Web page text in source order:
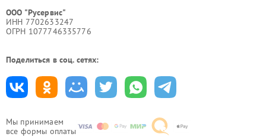
Мы принимаем
все формы оплаты
ООО "Русервис"
ИНН 7702633247
ОГРН 1077746335776
Поделиться в соц. сетях: